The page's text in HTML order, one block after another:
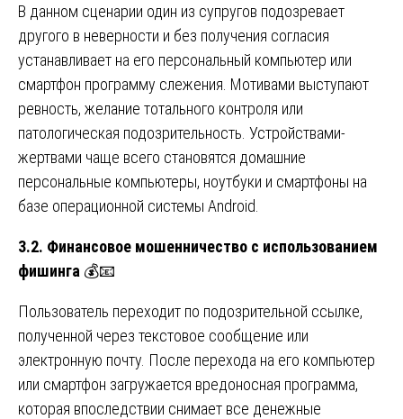
В данном сценарии один из супругов подозревает
другого в неверности и без получения согласия
устанавливает на его персональный компьютер или
смартфон программу слежения. Мотивами выступают
ревность, желание тотального контроля или
патологическая подозрительность. Устройствами-
жертвами чаще всего становятся домашние
персональные компьютеры, ноутбуки и смартфоны на
базе операционной системы Android.
3.2. Финансовое мошенничество с использованием
фишинга 💰📧
Пользователь переходит по подозрительной ссылке,
полученной через текстовое сообщение или
электронную почту. После перехода на его компьютер
или смартфон загружается вредоносная программа,
которая впоследствии снимает все денежные